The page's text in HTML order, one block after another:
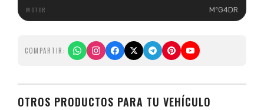
MºG4DR
COMPARTIR:
OTROS PRODUCTOS PARA TU VEHÍCULO